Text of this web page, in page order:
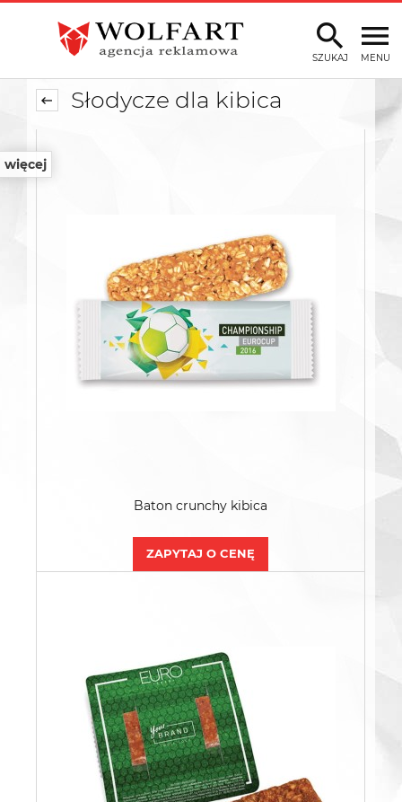
MENU
SZUKAJ
więcej
Słodycze dla kibica
Baton crunchy kibica
ZAPYTAJ O CENĘ